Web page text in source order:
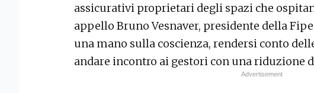
assicurativi proprietari degli spazi che
appello Bruno Vesnaver, presidente della
una mano sulla coscienza, rendersi conto
andare incontro ai gestori con una riduzione